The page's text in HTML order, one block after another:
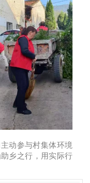
动参与村集体环境
乡之行，用实际行